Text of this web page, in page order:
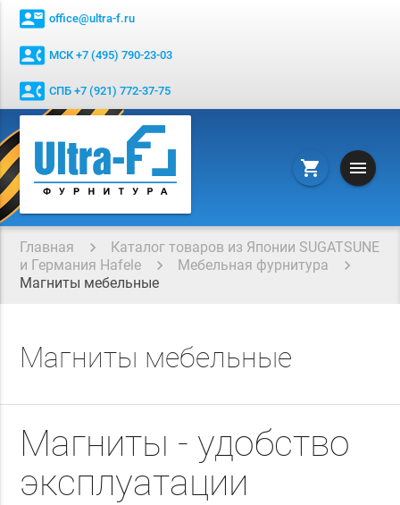
contact_mail office@ultra-f.ru
contact_phone МСК +7 (495) 790-23-03
contact_phone СПБ +7 (921) 772-37-75
shopping_cart menu
Главная
Каталог товаров из Японии SUGATSUNE
и Германия Hafele
Мебельная фурнитура
Магниты мебельные
Магниты мебельные
Магниты - удобство
эксплуатации